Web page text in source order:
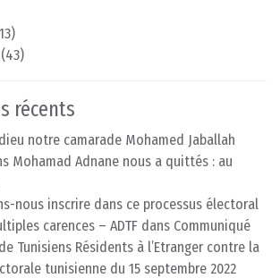
(43)
récents
notre camarade Mohamed Jaballah
Mohamad Adnane nous a quittés : au
nous inscrire dans ce processus électoral
carences – ADTF dans Communiqué
Tunisiens Résidents à l’Etranger contre la
tunisienne du 15 septembre 2022